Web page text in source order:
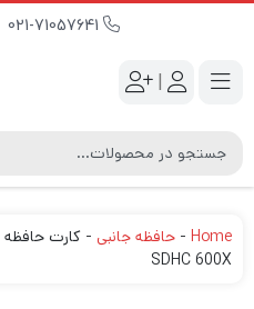
|
Home
- حافظه جانبی -
SDHC 600X